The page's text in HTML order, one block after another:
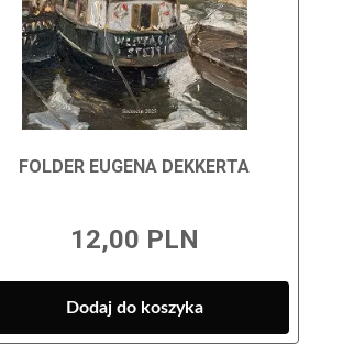
FOLDER EUGENA DEKKERTA
12,00 PLN
Dodaj do koszyka